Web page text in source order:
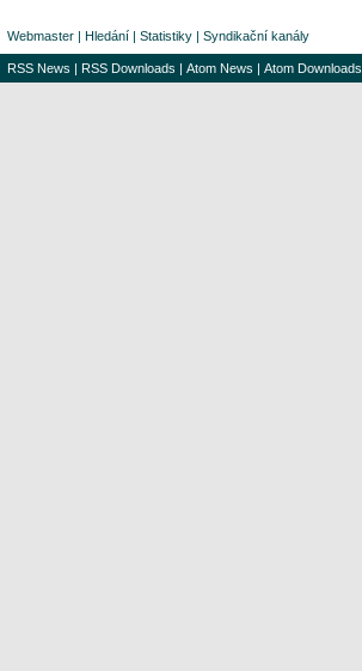
Webmaster | Hledání | Statistiky | Syndikační kanály
RSS News | RSS Downloads | Atom News | Atom Downloads